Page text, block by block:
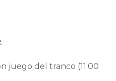
juego del tranco (11:00